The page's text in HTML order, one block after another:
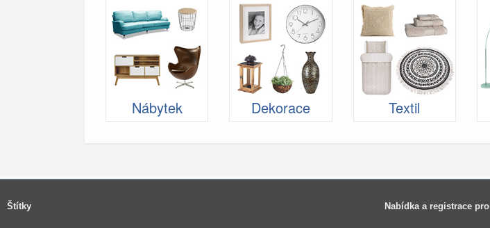
Nábytek Dekorace Textil
Štítky Nabídka a registrace pro